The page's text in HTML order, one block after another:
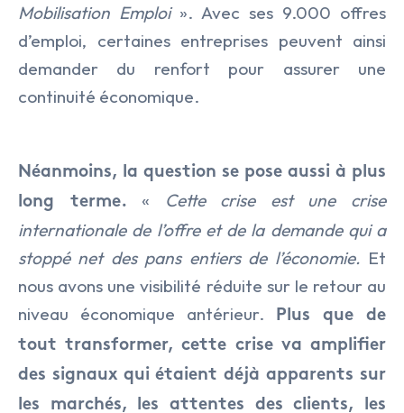
Mobilisation Emploi». Avec ses 9.000 offres
d’emploi, certaines entreprises peuvent ainsi
demander du renfort pour assurer une
continuité économique.
Néanmoins, la question se pose aussi à plus
long terme.
« Cette crise est une crise
internationale de l’offre et de la demande qui a
stoppé net des pans entiers de l’économie. Et
nous avons une visibilité réduite sur le retour au
niveau économique antérieur.
Plus que de
tout transformer, cette crise va amplifier
des signaux qui étaient déjà apparents sur
les marchés, les attentes des clients, les